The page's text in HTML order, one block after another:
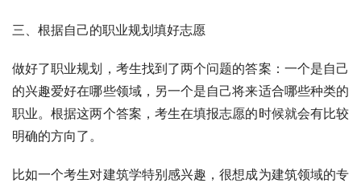
三、根据自己的职业规划填好志愿
做好了职业规划，考生找到了两个问题的答案：一个是自己
的兴趣爱好在哪些领域，另一个是自己将来适合哪些种类的
职业。根据这两个答案，考生在填报志愿的时候就会有比较
明确的方向了。
比如一个考生对建筑学特别感兴趣，很想成为建筑领域的专